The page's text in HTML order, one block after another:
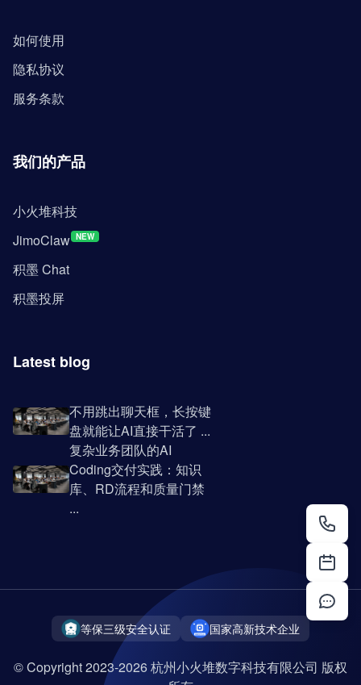
如何使用
隐私协议
服务条款
我们的产品
小火堆科技
JimoClaw NEW
积墨 Chat
积墨投屏
Latest blog
不用跳出聊天框，长按键
盘就能让AI直接干活了 ...
复杂业务团队的AI
Coding交付实践：知识
库、RD流程和质量门禁
...
等保三级安全认证 国家高新技术企业
© Copyright 2023-2026 杭州小火堆数字科技有限公司 版权